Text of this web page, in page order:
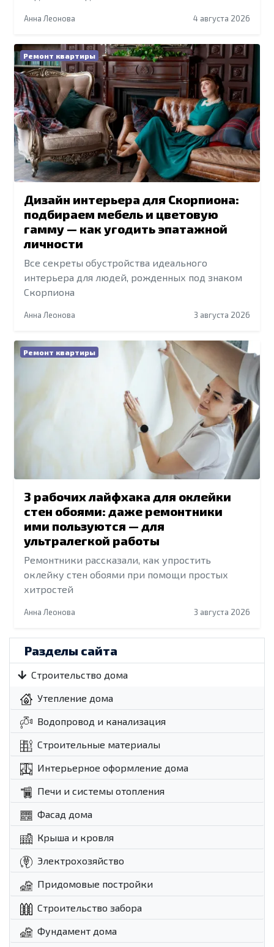
Анна Леонова 4 августа 2026
Ремонт квартиры
Дизайн интерьера для Скорпиона:
подбираем мебель и цветовую
гамму — как угодить эпатажной
личности
Все секреты обустройства идеального
интерьера для людей, рожденных под знаком
Скорпиона
Анна Леонова 3 августа 2026
Ремонт квартиры
3 рабочих лайфхака для оклейки
стен обоями: даже ремонтники
ими пользуются — для
ультралегкой работы
Ремонтники рассказали, как упростить
оклейку стен обоями при помощи простых
хитростей
Анна Леонова 3 августа 2026
Разделы сайта
Строительство дома
Утепление дома
Водопровод и канализация
Строительные материалы
Интерьерное оформление дома
Печи и системы отопления
Фасад дома
Крыша и кровля
Электрохозяйство
Придомовые постройки
Строительство забора
Фундамент дома